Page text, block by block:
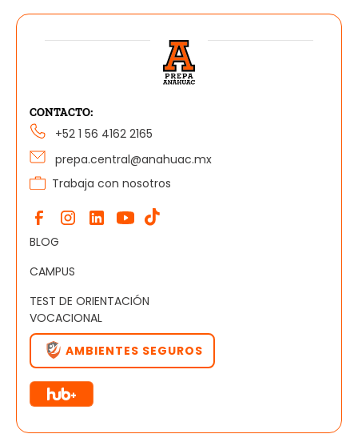
CONTACTO:
+52 1 56 4162 2165
prepa.central@anahuac.mx
Trabaja con nosotros
BLOG
CAMPUS
TEST DE ORIENTACIÓN
VOCACIONAL
AMBIENTES SEGUROS